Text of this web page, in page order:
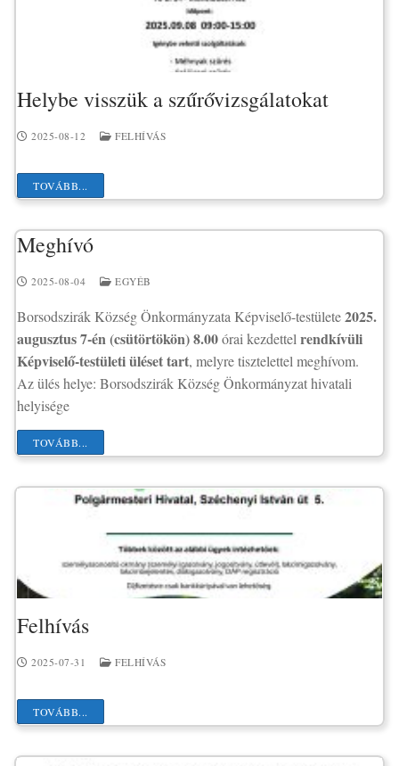
Helybe visszük a szűrővizsgálatokat
2025-08-12 FELHÍVÁS
TOVÁBB...
Meghívó
2025-08-04 EGYÉB
Borsodszirák Község Önkormányzata Képviselő-testülete2025.
augusztus 7-én (csütörtökön) 8.00órai kezdettel rendkívüli
Képviselő-testületi üléset tart, melyre tisztelettel meghívom.
Az ülés helye: Borsodszirák Község Önkormányzat hivatali
helyisége
TOVÁBB...
Felhívás
2025-07-31 FELHÍVÁS
TOVÁBB...